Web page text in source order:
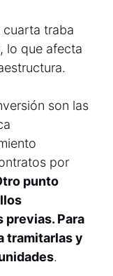
cuarta traba
lo que afecta
son las
por
punto
Para
tramitarlas y
.